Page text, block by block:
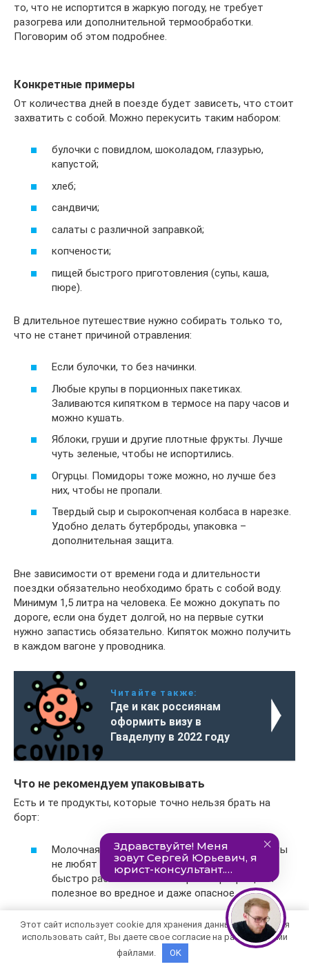
то, что не испортится в жаркую погоду, не требует
разогрева или дополнительной термообработки.
Поговорим об этом подробнее.
Конкретные примеры
От количества дней в поезде будет зависеть, что стоит
захватить с собой. Можно перекусить таким набором:
булочки с повидлом, шоколадом, глазурью,
капустой;
хлеб;
сандвичи;
салаты с различной заправкой;
копчености;
пищей быстрого приготовления (супы, каша,
пюре).
В длительное путешествие нужно собирать только то,
что не станет причиной отравления:
Если булочки, то без начинки.
Любые крупы в порционных пакетиках.
Заливаются кипятком в термосе на пару часов и
можно кушать.
Яблоки, груши и другие плотные фрукты. Лучше
чуть зеленые, чтобы не испортились.
Огурцы. Помидоры тоже можно, но лучше без
них, чтобы не пропали.
Твердый сыр и сырокопченая колбаса в нарезке.
Удобно делать бутерброды, упаковка –
дополнительная защита.
Вне зависимости от времени года и длительности
поездки обязательно необходимо брать с собой воду.
Минимум 1,5 литра на человека. Ее можно докупать по
дороге, если она будет долгой, но на первые сутки
нужно запастись обязательно. Кипяток можно получить
в каждом вагоне у проводника.
Читайте также:
Где и как россиянам
оформить визу в
Гваделупу в 2022 году
Что не рекомендуем упаковывать
Есть и те продукты, которые точно нельзя брать на
борт:
Молочная пища. Свежее молоко, кефир, йогурты
не любят находиться вне холодильника. В них
быстро развиваются бактерии и превращают
полезное во вредное и даже опасное.
Пирожные, торты, сладости с кремом. Причина
та же – без холодильника быстро превращаются
в несъедобное месиво, ведь даже за путь до
вокзала сминаются, даже в контейнере.
Этот сайт использует cookie для хранения данных. Продолжая
использовать сайт, Вы даете свое согласие на работу с этими
файлами.
OK